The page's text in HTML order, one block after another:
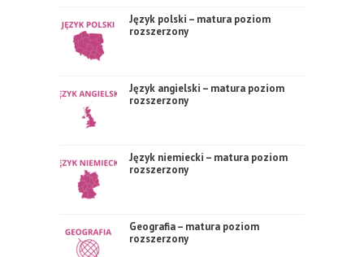
Język polski – matura poziom
rozszerzony
Język angielski – matura poziom
rozszerzony
Język niemiecki – matura poziom
rozszerzony
Geografia – matura poziom
rozszerzony